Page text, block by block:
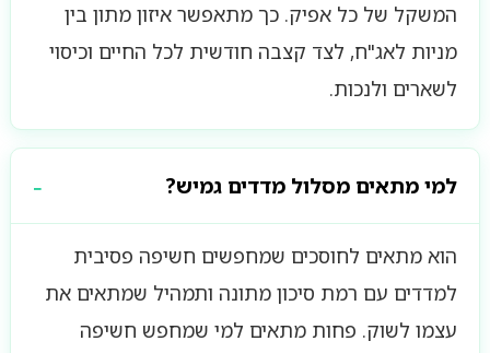
המשקל של כל אפיק. כך מתאפשר איזון מתון בין
מניות לאג"ח, לצד קצבה חודשית לכל החיים וכיסוי
לשארים ולנכות.
למי מתאים מסלול מדדים גמיש?
הוא מתאים לחוסכים שמחפשים חשיפה פסיבית
למדדים עם רמת סיכון מתונה ותמהיל שמתאים את
עצמו לשוק. פחות מתאים למי שמחפש חשיפה